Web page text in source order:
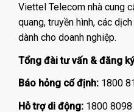
Viettel Telecom nhà cung
quang, truyền hình, các
dành cho doanh nghiệp.
Tổng đài tư vấn & đăng
Báo hỏng cố định: 1800
Hỗ trợ di động: 1800 8098